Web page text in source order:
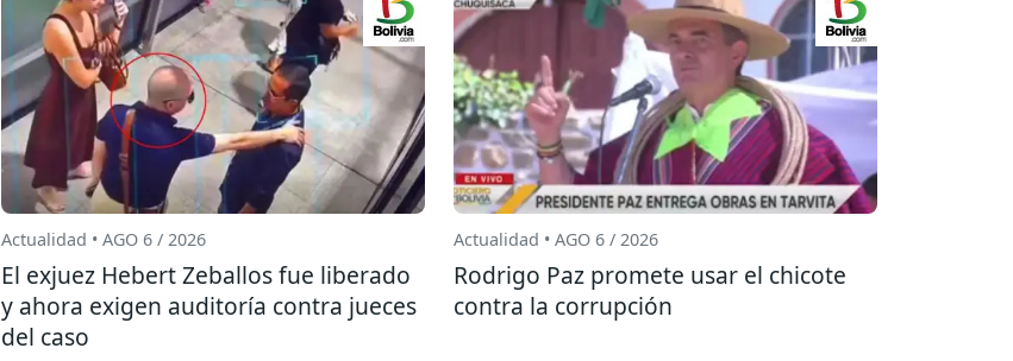
Actualidad • AGO 6 / 2026
El exjuez Hebert Zeballos fue liberado
y ahora exigen auditoría contra jueces
del caso
Actualidad • AGO 6 / 2026
Rodrigo Paz promete usar el chicote
contra la corrupción